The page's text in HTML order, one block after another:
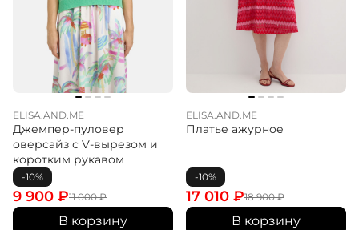
ELISA.AND.ME
Джемпер-пуловер
оверсайз с V-вырезом и
коротким рукавом
-10%
11 000₽
9 900 ₽
В корзину
ELISA.AND.ME
Платье ажурное
-10%
18 900₽
17 010 ₽
В корзину